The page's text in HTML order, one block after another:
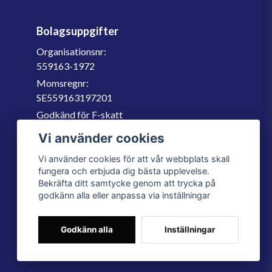
Bolagsuppgifter
Organisationsnr:
559163-1972
Momsregnr:
SE559163197201
Godkänd för F-skatt
060-566 800
Vi använder cookies
Vi använder cookies för att vår webbplats skall
fungera och erbjuda dig bästa upplevelse.
Bekräfta ditt samtycke genom att trycka på
godkänn alla eller anpassa via inställningar
Godkänn alla Inställningar